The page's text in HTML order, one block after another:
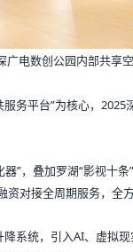
深广电数创公园内部共享空
务平台”为核心，
”，叠加罗湖“影视十
对接全周期服务，全
系统，引入AI、虚拟